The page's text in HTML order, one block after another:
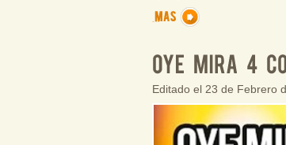
Editado el 23 de Febrero